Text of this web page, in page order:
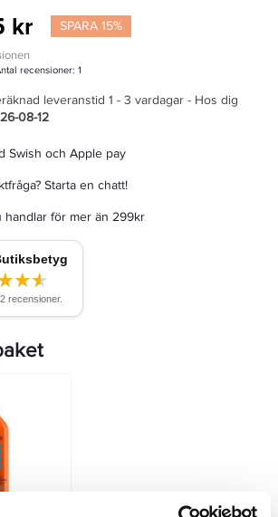
kr SPARA 15%
recensioner: 1
leveranstid 1 - 3 vardagar - Hos dig
08-12
Swish och Apple pay
Starta en chatt!
handlar för mer än 299kr